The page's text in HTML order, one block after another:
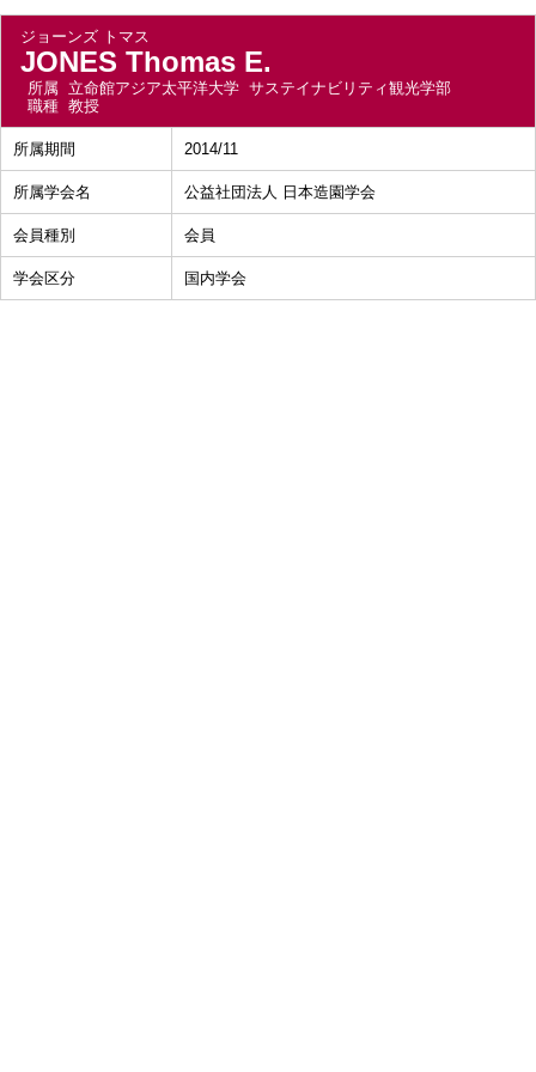
ジョーンズ トマス
JONES Thomas E.
所属 立命館アジア太平洋大学 サステイナビリティ観光学部
職種 教授
所属期間 2014/11
所属学会名 公益社団法人 日本造園学会
会員種別 会員
学会区分 国内学会